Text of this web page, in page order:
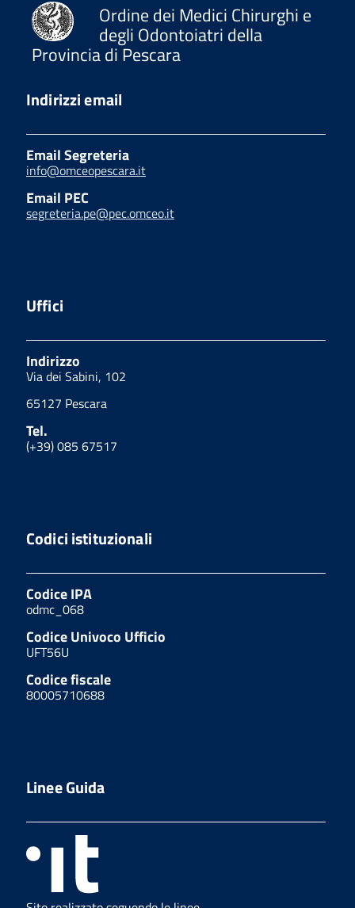
Ordine dei Medici Chirurghi e
degli Odontoiatri della
Provincia di Pescara
Indirizzi email
Email Segreteria
info@omceopescara.it
Email PEC
segreteria.pe@pec.omceo.it
Uffici
Indirizzo
Via dei Sabini, 102
65127 Pescara
Tel.
(+39) 085 67517
Codici istituzionali
Codice IPA
odmc_068
Codice Univoco Ufficio
UFT56U
Codice fiscale
80005710688
Linee Guida